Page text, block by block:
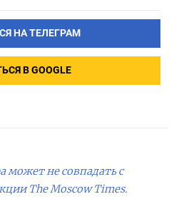
НА ТЕЛЕГРАМ
В GOOGLE
может не совпадать с
The Moscow Times.